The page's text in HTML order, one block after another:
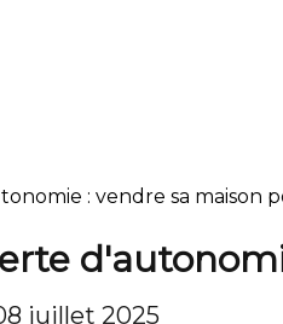
: vendre sa
juillet 2025